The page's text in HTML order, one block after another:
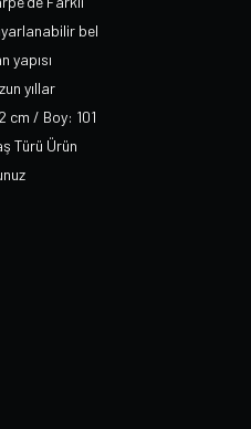
bel
yapısı
yıllar
cm / Boy: 101
Türü Ürün